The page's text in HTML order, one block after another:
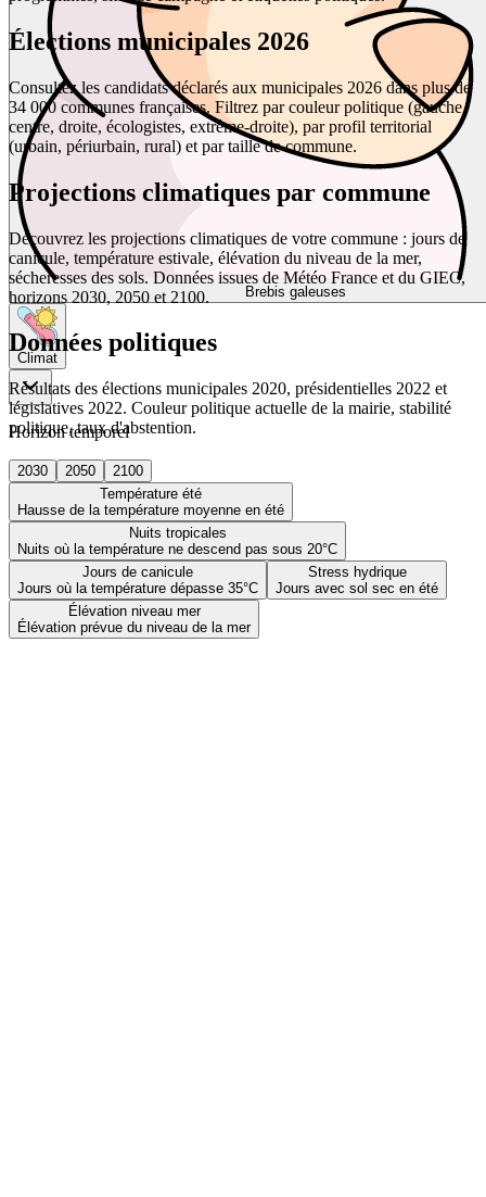
Brebis galeuses
Climat
Horizon temporel
2030 2050
2100
Température été
Hausse de la température moyenne en été
Nuits tropicales
Nuits où la température ne descend pas sous 20°C
Jours de canicule
Jours où la température dépasse 35°C
Stress hydrique
Jours avec sol sec en été
Élévation niveau mer
Élévation prévue du niveau de la mer
Élections municipales 2026
Consultez les candidats déclarés aux municipales 2026 dans plus de
34 000 communes françaises. Filtrez par couleur politique (gauche,
centre, droite, écologistes, extrême-droite), par profil territorial
(urbain, périurbain, rural) et par taille de commune.
Projections climatiques par commune
Découvrez les projections climatiques de votre commune : jours de
canicule, température estivale, élévation du niveau de la mer,
sécheresses des sols. Données issues de Météo France et du GIEC,
horizons 2030, 2050 et 2100.
Données politiques
Résultats des élections municipales 2020, présidentielles 2022 et
législatives 2022. Couleur politique actuelle de la mairie, stabilité
politique, taux d'abstention.